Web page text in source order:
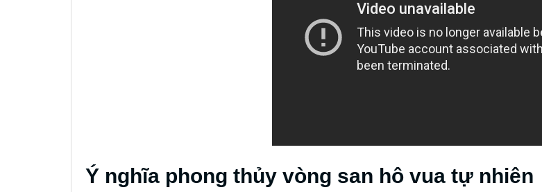
Ý nghĩa phong thủy vòng san hô vua tự nhiên